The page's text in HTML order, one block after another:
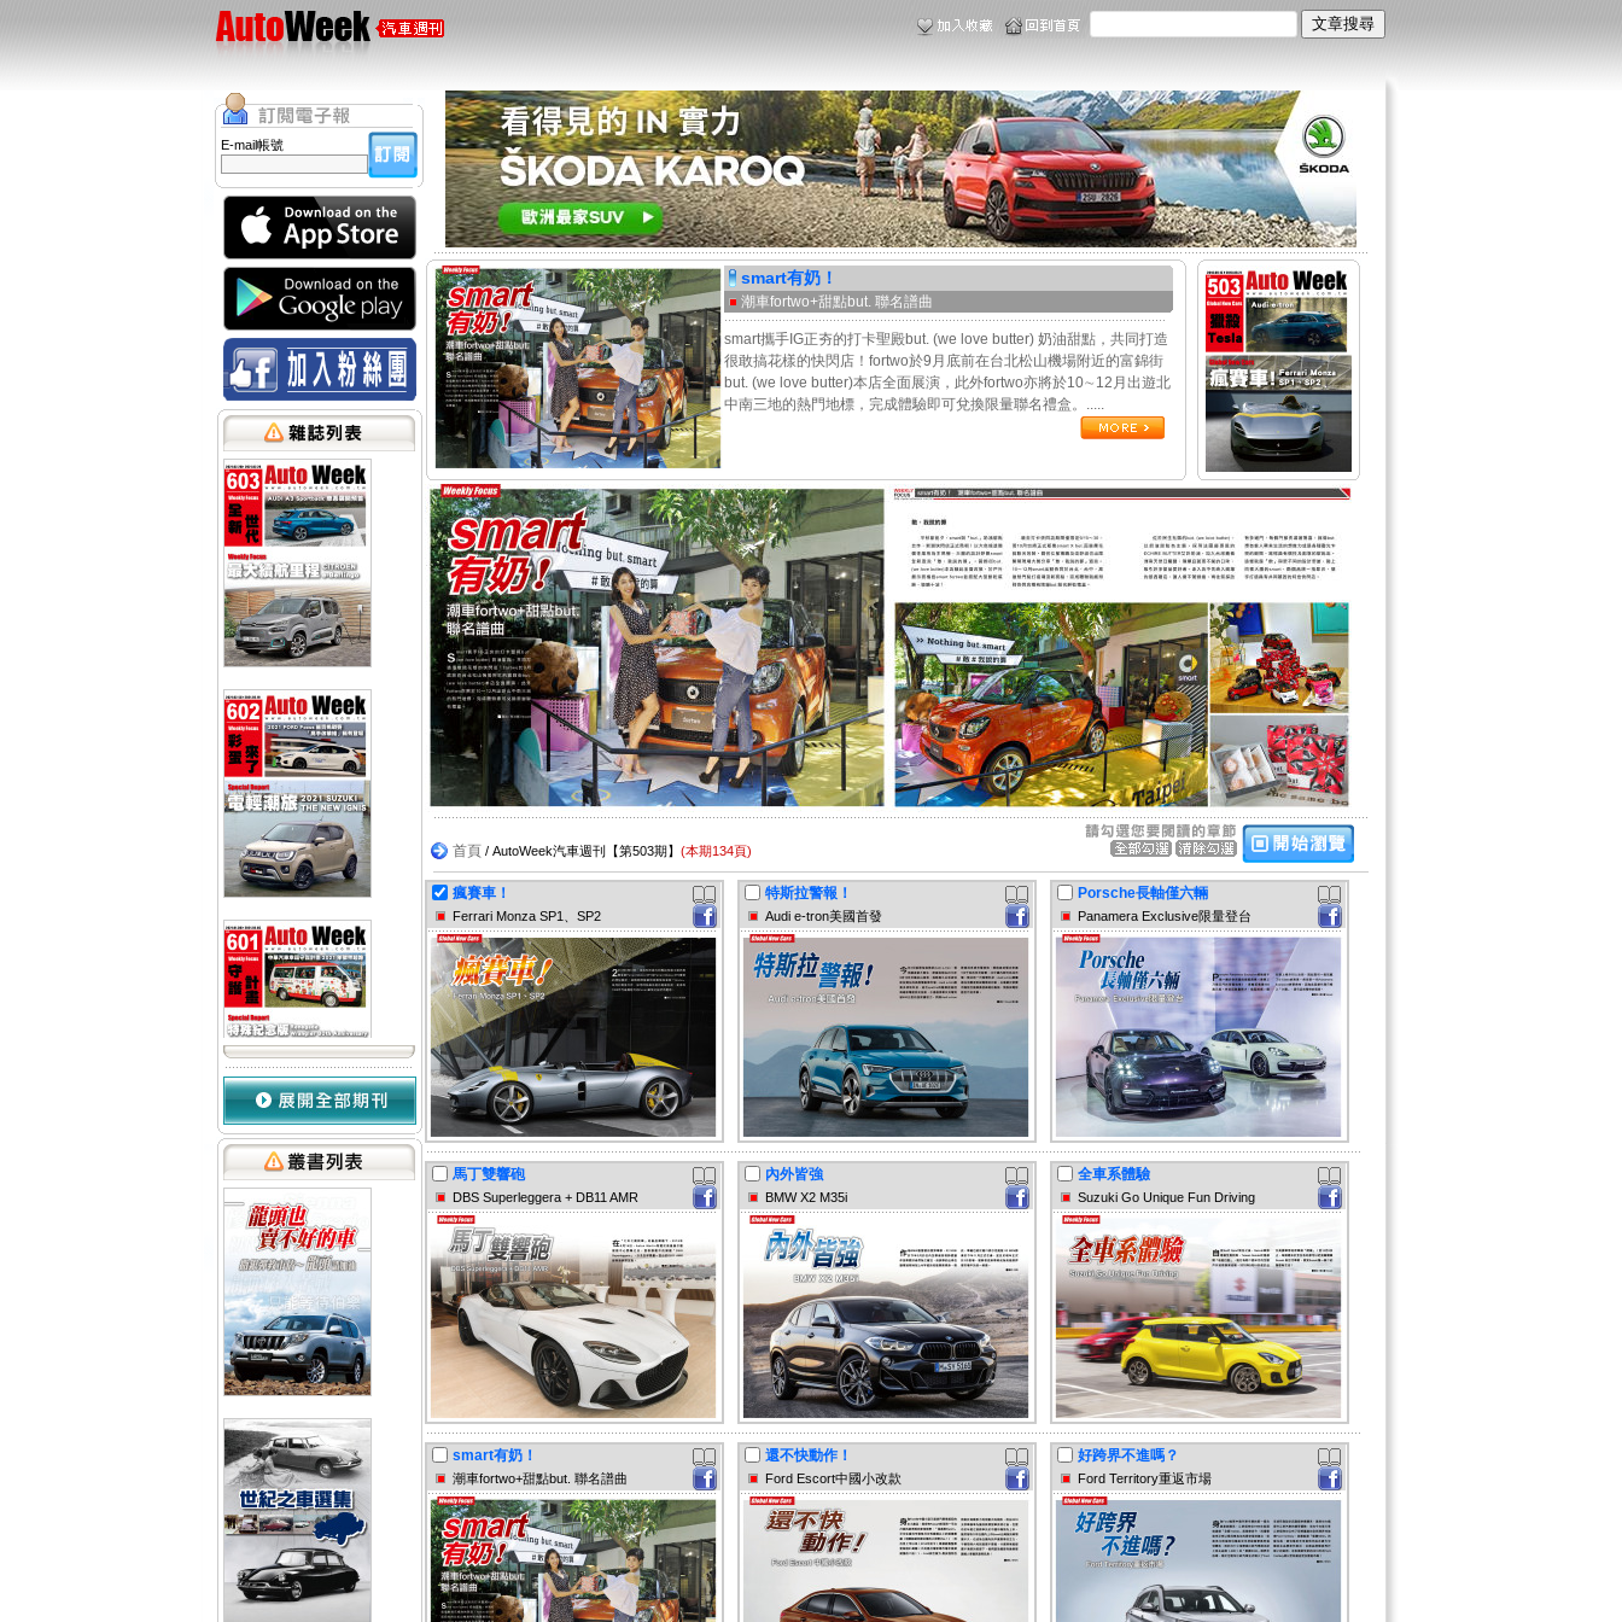
E-mail帳號
smart有奶！
潮車fortwo+甜點but. 聯名譜曲
smart攜手IG正夯的打卡聖殿but. (we love butter) 奶油甜點，共同打造
很敢搞花樣的快閃店！fortwo於9月底前在台北松山機場附近的富錦街
but. (we love butter)本店全面展演，此外fortwo亦將於10∼12月出遊北
中南三地的熱門地標，完成體驗即可兌換限量聯名禮盒。.....
首頁 / AutoWeek汽車週刊【第503期】 (本期134頁)
瘋賽車！
Ferrari Monza SP1、SP2
特斯拉警報！
Audi e-tron美國首發
Porsche長軸僅六輛
Panamera Exclusive限量登台
馬丁雙響砲
DBS Superleggera + DB11 AMR
內外皆強
BMW X2 M35i
全車系體驗
Suzuki Go Unique Fun Driving
smart有奶！
潮車fortwo+甜點but. 聯名譜曲
還不快動作！
Ford Escort中國小改款
好跨界不進嗎？
Ford Territory重返市場